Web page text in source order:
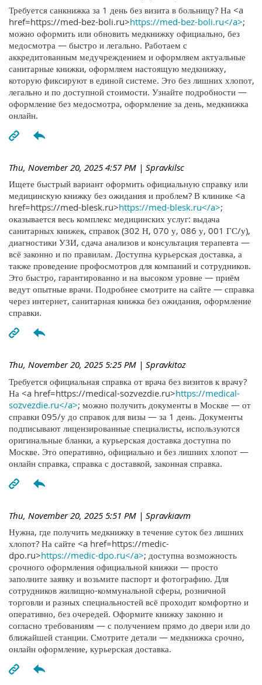
Требуется санкнижка за 1 день без визита в больницу? На <a
href=https://med-bez-boli.ru>https://med-bez-boli.ru</a>;
можно оформить или обновить медкнижку официально, без
медосмотра — быстро и легально. Работаем с
аккредитованным медучреждением и оформляем актуальные
санитарные книжки, оформляем настоящую медкнижку,
которую фиксируют в единой системе. Это без лишних хлопот,
легально и по доступной стоимости. Узнайте подробности —
оформление без медосмотра, оформление за день, медкнижка
онлайн.
Thu, November 20, 2025 4:57 PM | Spravkilsc
Ищете быстрый вариант оформить официальную справку или
медицинскую книжку без ожидания и проблем? В клинике <a
href=https://med-blesk.ru>https://med-blesk.ru</a>;
оказывается весь комплекс медицинских услуг: выдача
санитарных книжек, справок (302 Н, 070 у, 086 у, 001 ГС/у),
диагностики УЗИ, сдача анализов и консультация терапевта —
всё законно и по правилам. Доступна курьерская доставка, а
также проведение профосмотров для компаний и сотрудников.
Это быстро, гарантированно и на высоком уровне — приём
ведут опытные врачи. Подробнее смотрите на сайте — справка
через интернет, санитарная книжка без ожидания, оформление
справки.
Thu, November 20, 2025 5:25 PM | Spravkitoz
Требуется официальная справка от врача без визитов к врачу?
На <a href=https://medical-sozvezdie.ru>https://medical-
sozvezdie.ru</a>; можно получить документы в Москве — от
справки 095/у до справок для визы — за 1 день. Документы
подписывают лицензированные специалисты, используются
оригинальные бланки, а курьерская доставка доступна по
Москве. Это оперативно, официально и без лишних хлопот —
онлайн справка, справка с доставкой, законная справка.
Thu, November 20, 2025 5:51 PM | Spravkiavm
Нужна, где получить медкнижку в течение суток без лишних
хлопот? На сайте <a href=https://medic-
dpo.ru>https://medic-dpo.ru</a>; доступна возможность
срочного оформления официальной книжки — просто
заполните заявку и возьмите паспорт и фотографию. Для
сотрудников жилищно-коммунальной сферы, розничной
торговли и разных специальностей всё проходит комфортно и
оперативно, без очередей. Оформите книжку законно и
согласно требованиям — с получением прямо до двери или до
ближайшей станции. Смотрите детали — медкнижка срочно,
онлайн оформление, курьерская доставка.